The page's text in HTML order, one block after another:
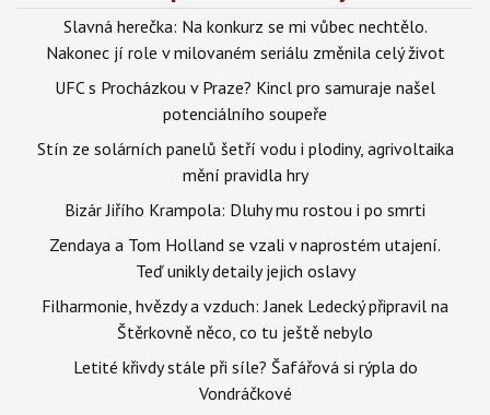
Slavná herečka: Na konkurz se mi vůbec nechtělo.
Nakonec jí role v milovaném seriálu změnila celý život
UFC s Procházkou v Praze? Kincl pro samuraje našel
potenciálního soupeře
Stín ze solárních panelů šetří vodu i plodiny, agrivoltaika
mění pravidla hry
Bizár Jiřího Krampola: Dluhy mu rostou i po smrti
Zendaya a Tom Holland se vzali v naprostém utajení.
Teď unikly detaily jejich oslavy
Filharmonie, hvězdy a vzduch: Janek Ledecký připravil na
Štěrkovně něco, co tu ještě nebylo
Letité křivdy stále při síle? Šafářová si rýpla do
Vondráčkové